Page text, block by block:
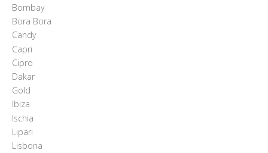
Bombay
Bora Bora
Candy
Capri
Cipro
Dakar
Gold
Ibiza
Ischia
Lipari
Lisbona